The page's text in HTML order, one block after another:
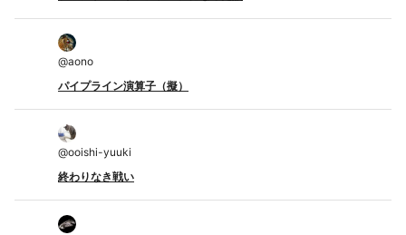
@aono
パイプライン演算子（擬）
@ooishi-yuuki
終わりなき戦い